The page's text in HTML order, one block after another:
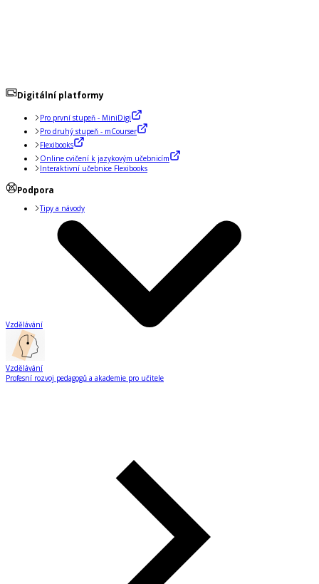
Digitální platformy
Pro první stupeň - MiniDigi
Pro druhý stupeň - mCourser
Flexibooks
Online cvičení k jazykovým učebnicím
Interaktivní učebnice Flexibooks
Podpora
Tipy a návody
Vzdělávání
Vzdělávání
Profesní rozvoj pedagogů a akademie pro učitele